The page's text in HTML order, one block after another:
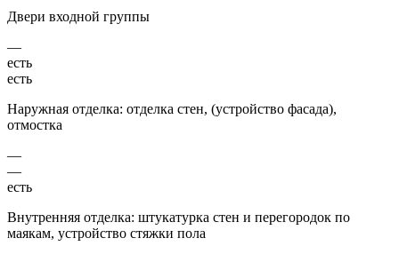
Двери входной группы
—
есть
есть
Наружная отделка: отделка стен, (устройство фасада),
отмостка
—
—
есть
Внутренняя отделка: штукатурка стен и перегородок по
маякам, устройство стяжки пола